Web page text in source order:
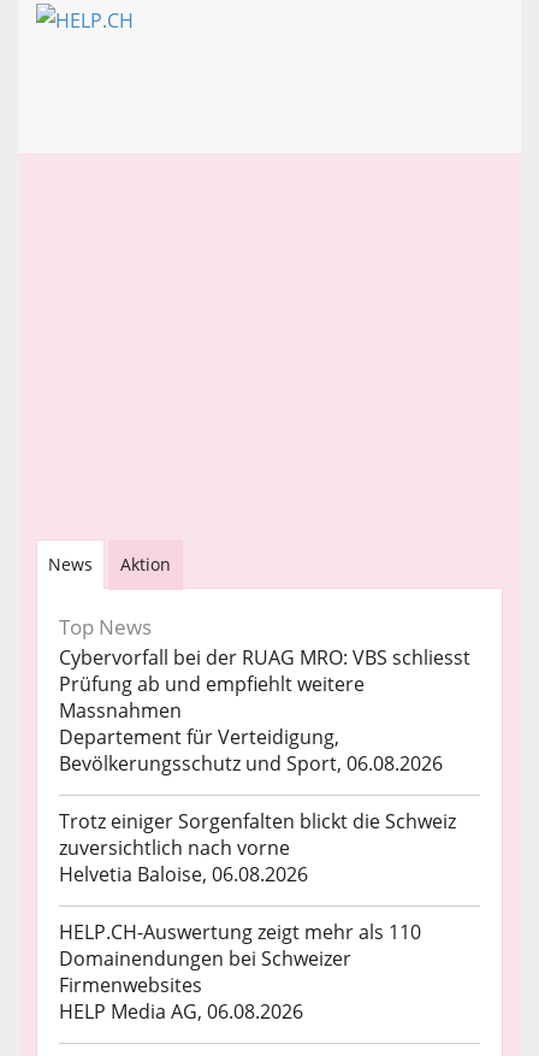
News Aktion
Top News
Cybervorfall bei der RUAG MRO: VBS schliesst
Prüfung ab und empfiehlt weitere
Massnahmen
Departement für Verteidigung,
Bevölkerungsschutz und Sport, 06.08.2026
Trotz einiger Sorgenfalten blickt die Schweiz
zuversichtlich nach vorne
Helvetia Baloise, 06.08.2026
HELP.CH-Auswertung zeigt mehr als 110
Domainendungen bei Schweizer
Firmenwebsites
HELP Media AG, 06.08.2026